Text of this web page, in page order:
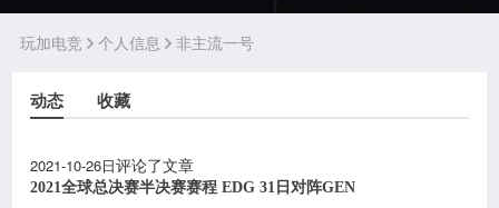
玩加电竞 个人信息 非主流一号
动态 收藏
2021-10-26日评论了文章
2021全球总决赛半决赛赛程 EDG 31日对阵GEN